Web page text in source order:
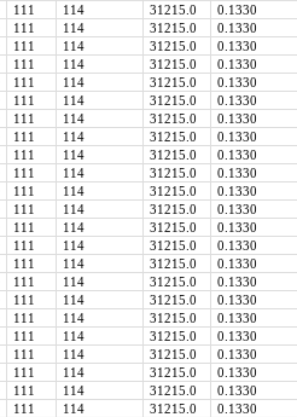
111 114 31215.0
0.1330
111 114 31215.0
0.1330
111 114 31215.0
0.1330
111 114 31215.0
0.1330
111 114 31215.0
0.1330
111 114 31215.0
0.1330
111 114 31215.0
0.1330
111 114 31215.0
0.1330
111 114 31215.0
0.1330
111 114 31215.0
0.1330
111 114 31215.0
0.1330
111 114 31215.0
0.1330
111 114 31215.0
0.1330
111 114 31215.0
0.1330
111 114 31215.0
0.1330
111 114 31215.0
0.1330
111 114 31215.0
0.1330
111 114 31215.0
0.1330
111 114 31215.0
0.1330
111 114 31215.0
0.1330
111 114 31215.0
0.1330
111 114 31215.0
0.1330
111 114 31215.0
0.1330